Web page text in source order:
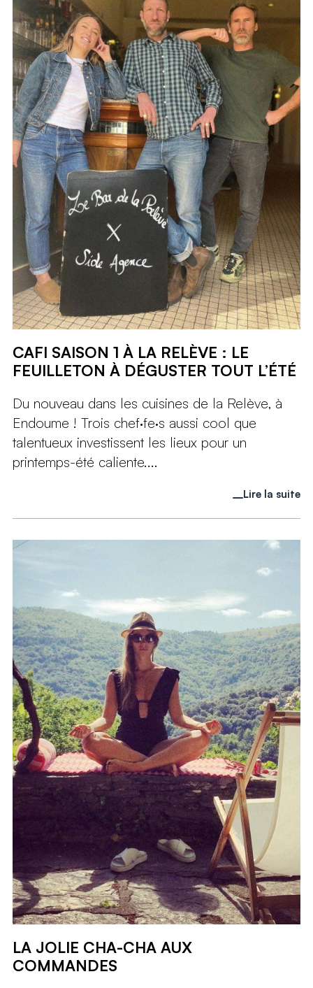
CAFI SAISON 1 À LA RELÈVE : LE
FEUILLETON À DÉGUSTER TOUT L’ÉTÉ
Du nouveau dans les cuisines de la Relève, à
Endoume ! Trois chef·fe·s aussi cool que
talentueux investissent les lieux pour un
printemps-été caliente....
Lire la suite
LA JOLIE CHA-CHA AUX
COMMANDES